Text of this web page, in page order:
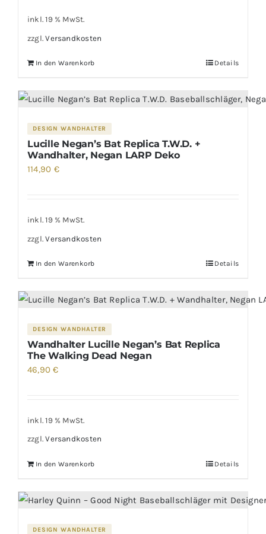
inkl. 19 % MwSt.
zzgl.Versandkosten
In den Warenkorb Details
DESIGN WANDHALTER
Lucille Negan’s Bat Replica T.W.D. +
Wandhalter, Negan LARP Deko
114,90 €
inkl. 19 % MwSt.
zzgl.Versandkosten
In den Warenkorb Details
DESIGN WANDHALTER
Wandhalter Lucille Negan’s Bat Replica
The Walking Dead Negan
46,90€
inkl. 19 % MwSt.
zzgl.Versandkosten
In den Warenkorb Details
DESIGN WANDHALTER